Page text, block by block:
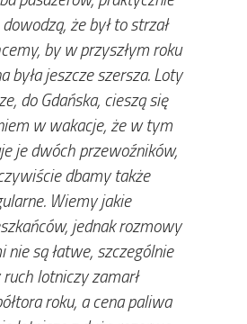
że był to strzał
by w przyszłym roku
była jeszcze szersza. Loty
do Gdańska, cieszą się
w wakacje, że w tym
je dwóch przewoźników,
dbamy także
Wiemy jakie
jednak rozmowy
są łatwe, szczególnie
lotniczy zamarł
roku, a cena paliwa